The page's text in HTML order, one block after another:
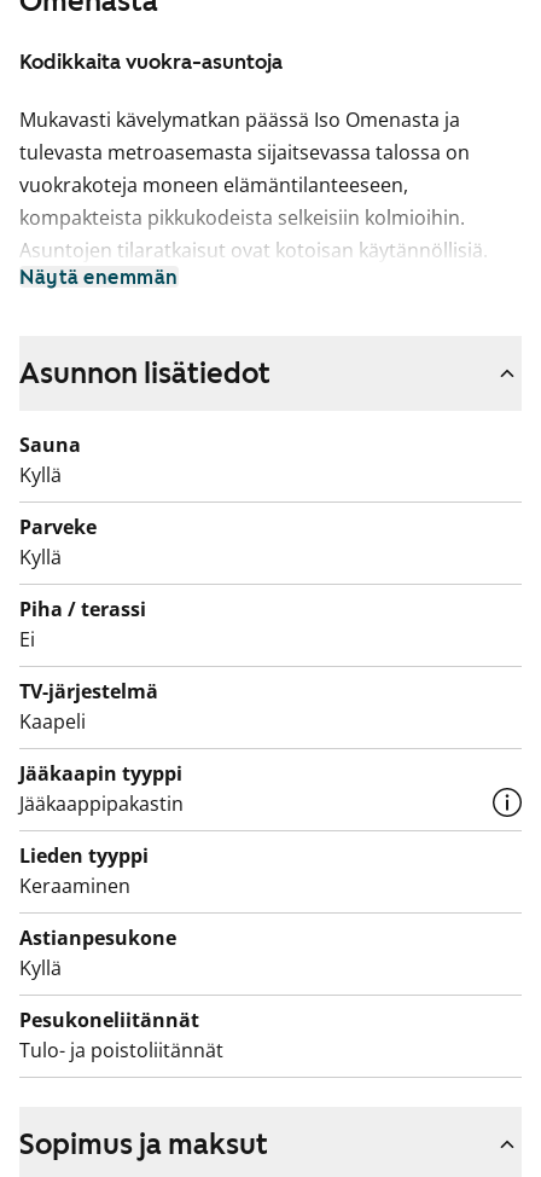
Kodikkaita vuokra-asuntoja
Mukavasti kävelymatkan päässä Iso Omenasta ja
tulevasta metroasemasta sijaitsevassa talossa on
vuokrakoteja moneen elämäntilanteeseen,
kompakteista pikkukodeista selkeisiin kolmioihin.
Asuntojen tilaratkaisut ovat kotoisan käytännöllisiä.
Keittiössä on vaaleat kaapistot, valkoinen työtaso,
asunnoissa on oma sauna ja parveke.
Näytä enemmän
Asunnon lisätiedot
Sauna
Kyllä
Parveke
Kyllä
Piha / terassi
Ei
TV-järjestelmä
Kaapeli
Jääkaapin tyyppi
Jääkaappipakastin
Lieden tyyppi
Keraaminen
Astianpesukone
Kyllä
Pesukoneliitännät
Tulo- ja poistoliitännät
Sopimus ja maksut